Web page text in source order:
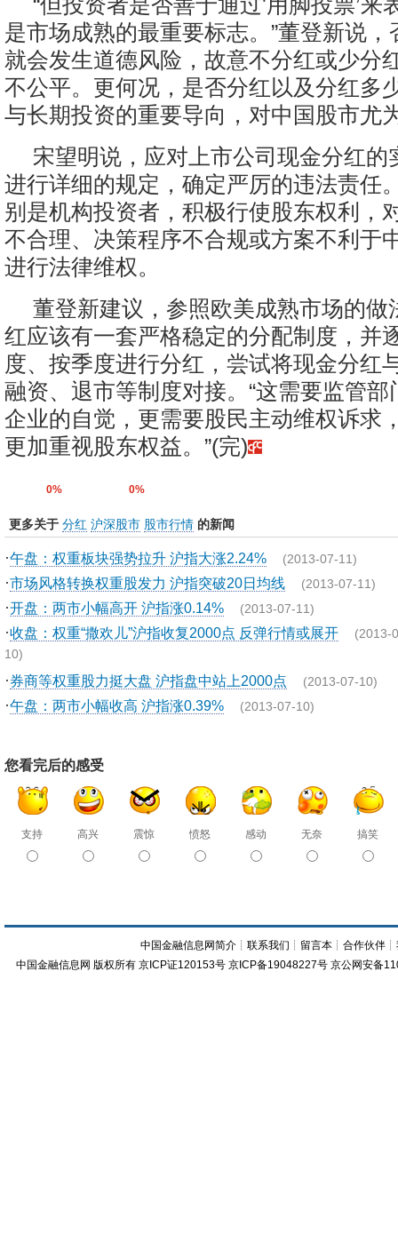
是市场成熟的最重要标志。”董登新说
就会发生道德风险，故意不分红或少分
不公平。更何况，是否分红以及分红多
与长期投资的重要导向，对中国股市尤
宋望明说，应对上市公司现金分红的
进行详细的规定，确定严厉的违法责任
别是机构投资者，积极行使股东权利，
不合理、决策程序不合规或方案不利于
进行法律维权。
董登新建议，参照欧美成熟市场的做
红应该有一套严格稳定的分配制度，并
度、按季度进行分红，尝试将现金分红
融资、退市等制度对接。“这需要监管
企业的自觉，更需要股民主动维权诉求
更加重视股东权益。”(完)
0% 0%
更多关于 分红 沪深股市 股市行情 的新闻
·午盘：权重板块强势拉升 沪指大涨2.24% (2013-07-11)
·市场风格转换权重股发力 沪指突破20日均线 (2013-07-11)
·开盘：两市小幅高开 沪指涨0.14% (2013-07-11)
·收盘：权重“撒欢儿”沪指收复2000点 反弹行情或展开 (2013-
10)
·券商等权重股力挺大盘 沪指盘中站上2000点 (2013-07-10)
·午盘：两市小幅收高 沪指涨0.39% (2013-07-10)
您看完后的感受
支持 高兴 震惊 愤怒 感动 无奈 搞笑
中国金融信息网简介 ┊联系我们 ┊ 留言本 ┊合作伙伴 ┊
中国金融信息网 版权所有 京ICP证120153号 京ICP备19048227号 京公网安备